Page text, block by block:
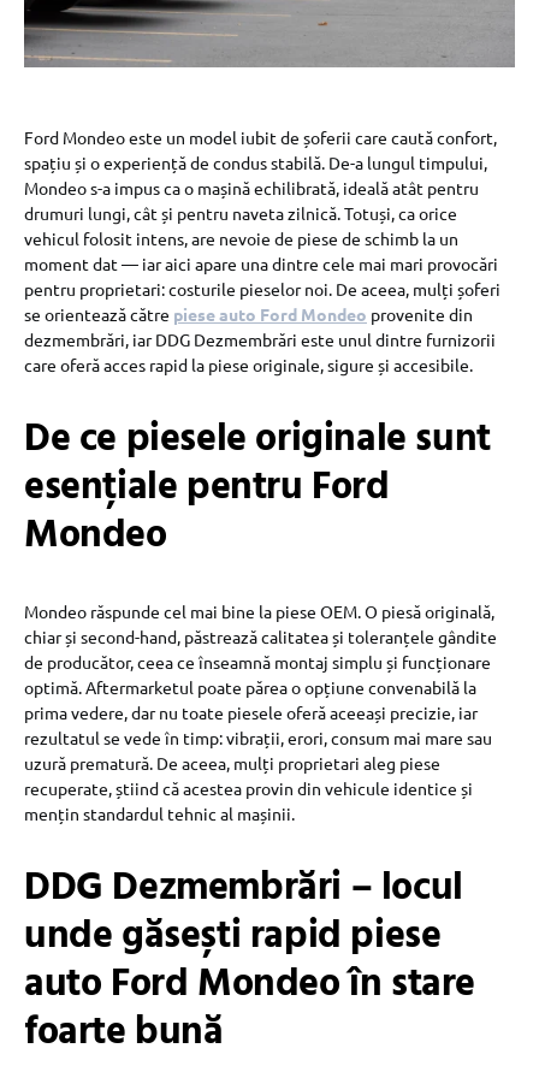
Ford Mondeo este un model iubit de șoferii care caută confort,
spațiu și o experiență de condus stabilă. De-a lungul timpului,
Mondeo s-a impus ca o mașină echilibrată, ideală atât pentru
drumuri lungi, cât și pentru naveta zilnică. Totuși, ca orice
vehicul folosit intens, are nevoie de piese de schimb la un
moment dat — iar aici apare una dintre cele mai mari provocări
pentru proprietari: costurile pieselor noi. De aceea, mulți șoferi
se orientează către piese auto Ford Mondeo provenite din
dezmembrări, iar DDG Dezmembrări este unul dintre furnizorii
care oferă acces rapid la piese originale, sigure și accesibile.
De ce piesele originale sunt
esențiale pentru Ford
Mondeo
Mondeo răspunde cel mai bine la piese OEM. O piesă originală,
chiar și second-hand, păstrează calitatea și toleranțele gândite
de producător, ceea ce înseamnă montaj simplu și funcționare
optimă. Aftermarketul poate părea o opțiune convenabilă la
prima vedere, dar nu toate piesele oferă aceeași precizie, iar
rezultatul se vede în timp: vibrații, erori, consum mai mare sau
uzură prematură. De aceea, mulți proprietari aleg piese
recuperate, știind că acestea provin din vehicule identice și
mențin standardul tehnic al mașinii.
DDG Dezmembrări – locul
unde găsești rapid piese
auto Ford Mondeo în stare
foarte bună